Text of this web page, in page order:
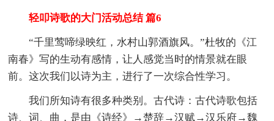
轻叩诗歌的大门活动总结 篇6
“千里莺啼绿映红，水村山郭酒旗风。”杜牧的《江
南春》写的生动有感情，让人感觉当时的情景就在眼
前。这次我们以诗为主，进行了一次综合性学习。
我们所知诗有很多种类别。古代诗：古代诗歌包括
诗、词、曲，是由《诗经》→楚辞→汉赋→汉乐府→魏